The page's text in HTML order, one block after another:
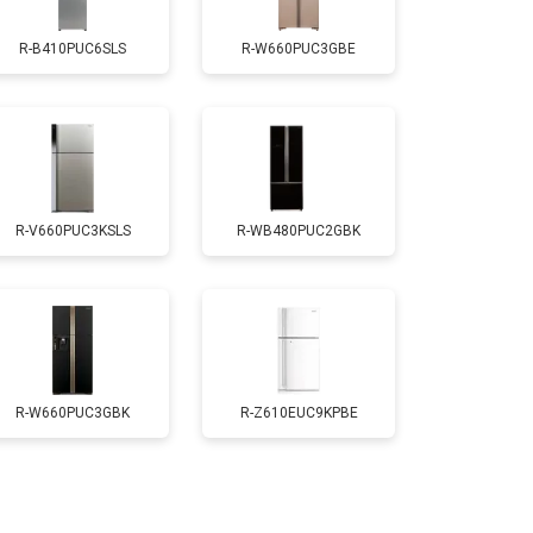
1700 ₽ Заказать
2550 ₽ Заказать
1700 ₽ Заказать
4750 ₽
3650 ₽
R-B410PUC6SLS R-W660PUC3GBE
R-V660PUC3KSLS R-WB480PUC2GBK
R-W660PUC3GBK R-Z610EUC9KPBE